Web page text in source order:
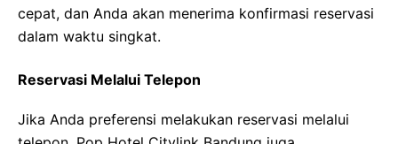
cepat, dan Anda akan menerima konfirmasi reservasi
dalam waktu singkat.
Reservasi Melalui Telepon
Jika Anda preferensi melakukan reservasi melalui